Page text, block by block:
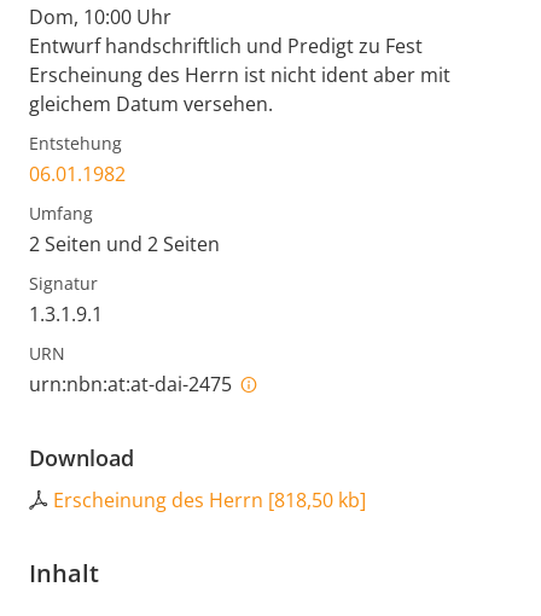
Dom, 10:00 Uhr
Entwurf handschriftlich und Predigt zu Fest
Erscheinung des Herrn ist nicht ident aber mit
gleichem Datum versehen.
Entstehung
06.01.1982
Umfang
2 Seiten und 2 Seiten
Signatur
1.3.1.9.1
URN
urn:nbn:at:at-dai-2475
Download
Erscheinung des Herrn [818,50 kb]
Inhalt